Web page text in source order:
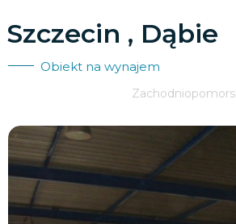
Szczecin , Dąbie
Obiekt na wynajem